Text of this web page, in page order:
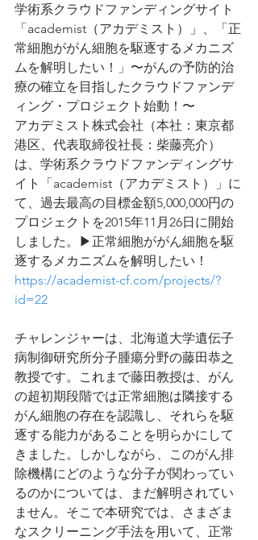
学術系クラウドファンディングサイト
「academist（アカデミスト）」、「正
常細胞ががん細胞を駆逐するメカニズ
ムを解明したい！」〜がんの予防的治
療の確立を目指したクラウドファンデ
ィング・プロジェクト始動！〜
アカデミスト株式会社（本社：東京都
港区、代表取締役社長：柴藤亮介）
は、学術系クラウドファンディングサ
イト「academist（アカデミスト）」に
て、過去最高の目標金額5,000,000円の
プロジェクトを2015年11月26日に開始
しました。▶︎正常細胞ががん細胞を駆
逐するメカニズムを解明したい！
https://academist-cf.com/projects/?
id=22
チャレンジャーは、北海道大学遺伝子
病制御研究所分子腫瘍分野の藤田恭之
教授です。これまで藤田教授は、がん
の超初期段階では正常細胞は隣接する
がん細胞の存在を認識し、それらを駆
逐する能力があることを明らかにして
きました。しかしながら、このがん排
除機構にどのような分子が関わってい
るのかについては、まだ解明されてい
ません。そこで本研究では、さまざま
なスクリーニング手法を用いて、正常